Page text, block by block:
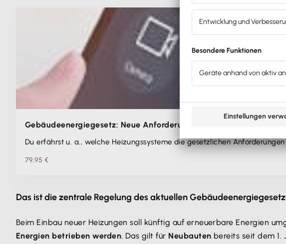
Gebäudeenergiegesetz: Neue Anforderungen an Heizungsanlagen,…
Du erfährst u. a., welche Heizungssysteme die gesetzlichen
79,95 €
Das ist die zentrale Regelung des aktuellen
Beim Einbau neuer Heizungen soll künftig auf erneuerbare Energien
Energien betrieben werden. Das gilt für Neubauten bereits seit dem 1.